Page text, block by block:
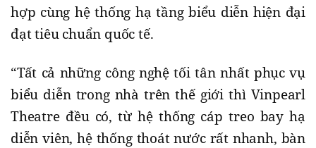
hợp cùng hệ thống hạ tầng biểu diễn hiện đại
đạt tiêu chuẩn quốc tế.
“Tất cả những công nghệ tối tân nhất phục vụ
biểu diễn trong nhà trên thế giới thì Vinpearl
Theatre đều có, từ hệ thống cáp treo bay hạ
diễn viên, hệ thống thoát nước rất nhanh, bàn